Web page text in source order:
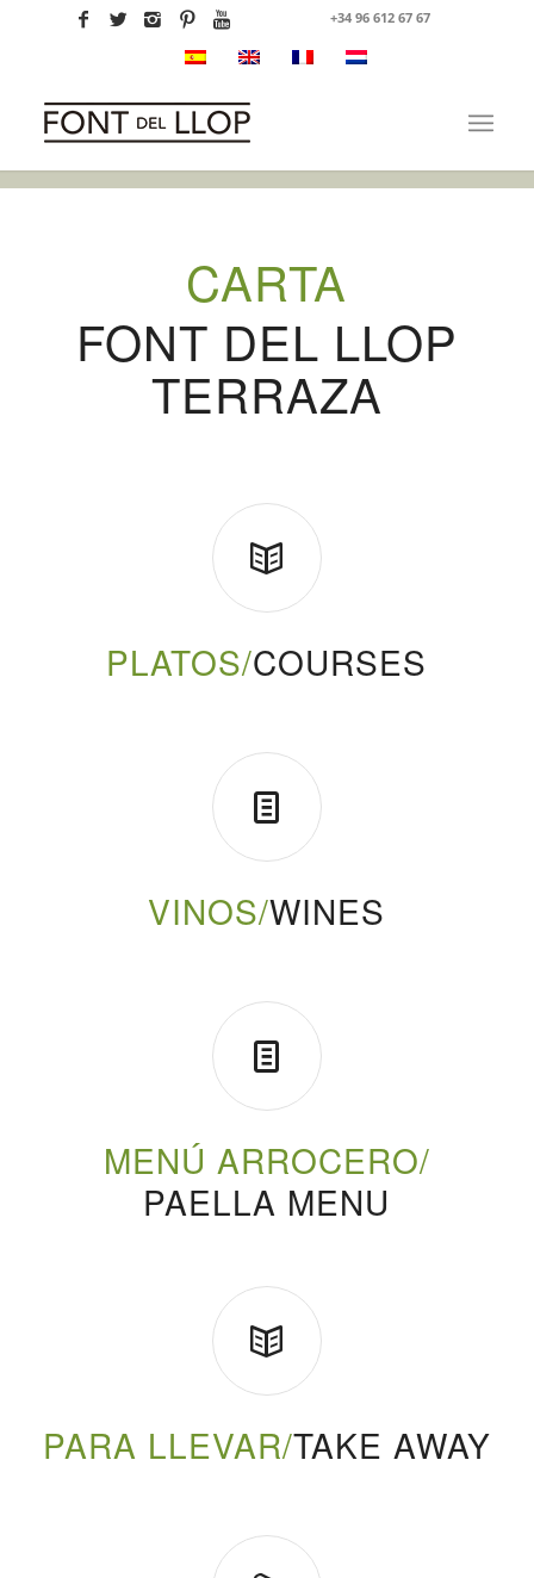
+34 96 612 67 67
CARTA
FONT DEL LLOP
TERRAZA
PLATOS/COURSES
VINOS/WINES
MENÚ ARROCERO/
PAELLA MENU
PARA LLEVAR/TAKE AWAY